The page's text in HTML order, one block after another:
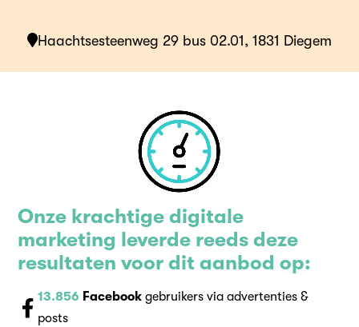
Haachtsesteenweg 29 bus 02.01, 1831 Diegem
Onze krachtige digitale
marketing leverde reeds deze
resultaten voor dit aanbod op:
13.856 Facebook gebruikers via advertenties &
posts